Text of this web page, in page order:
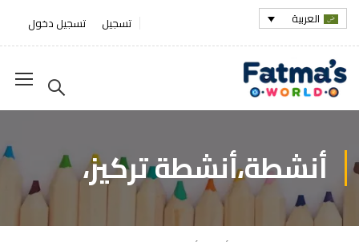
العربية تسجيل تسجيل دخول
أنشطة،أنشطة تركيز،